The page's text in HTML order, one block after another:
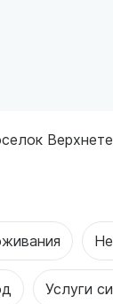
Услуги